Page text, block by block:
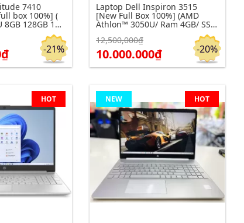
Đặt hàng
7410
box 100%] (
8GB 128GB 14
-21%
Click để xem chi tiết Đặt hàng
Laptop Dell Inspiron 3515
[New Full Box 100%] (AMD
Athlon™ 3050U/ Ram 4GB/ SSD
256GB/ AMD Radeon Graphics)
12,500,000₫
10.000.000₫ -20%
HOT HOT
NEW